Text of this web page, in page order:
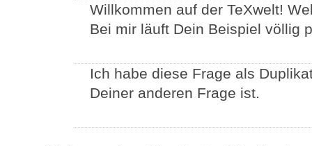
Willkommen auf der TeXwelt!
Bei mir läuft Dein Beispiel völlig
Ich habe diese Frage als
Deiner anderen Frage ist.